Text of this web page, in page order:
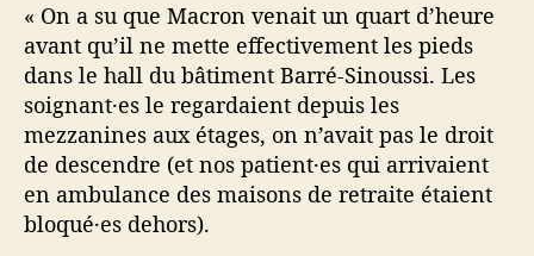
« On a su que Macron venait un quart d’heure
avant qu’il ne mette effectivement les pieds
dans le hall du bâtiment Barré-Sinoussi. Les
soignant·es le regardaient depuis les
mezzanines aux étages, on n’avait pas le droit
de descendre (et nos patient·es qui arrivaient
en ambulance des maisons de retraite étaient
bloqué·es dehors).